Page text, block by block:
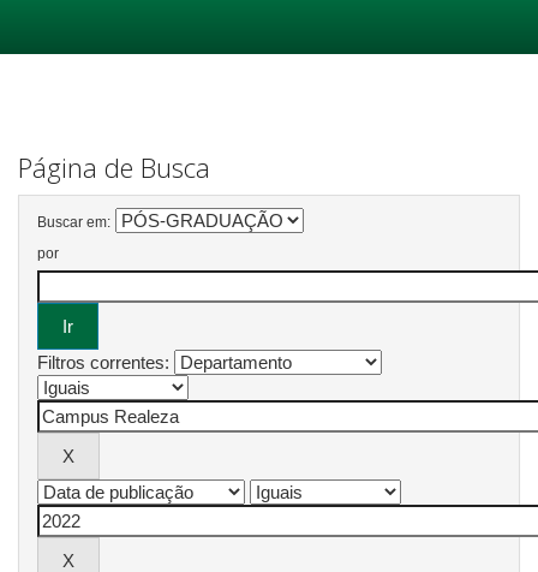
Página de Busca
Buscar em:
por
Filtros correntes: